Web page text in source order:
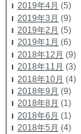
2019年4月 (5)
2019年3月 (9)
2019年2月 (5)
2019年1月 (6)
2018年12月 (9)
2018年11月 (3)
2018年10月 (4)
2018年9月 (9)
2018年8月 (1)
2018年6月 (1)
2018年5月 (4)